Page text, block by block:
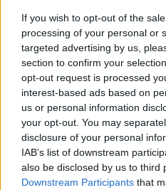
If you wish to opt-out of the
processing of your personal or
targeted advertising by us,
section to confirm your
opt-out request is processed
interest-based ads based on
us or personal information
your opt-out. You may
disclosure of your personal
IAB’s list of downstream
also be disclosed by us to third
Downstream Participants that
natalizia della Scuola
Materna “Sacro
Cuore” di Don Orione
13 Dicembre 2014
In "Tortona"
3
In
Tortona, Festa di fine